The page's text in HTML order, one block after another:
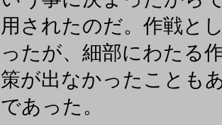
用されたのだ。作戦と
ったが、細部にわたる
策が出なかったことも
であった。